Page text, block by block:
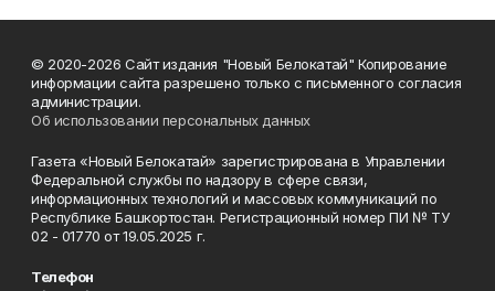
© 2020-2026 Сайт издания "Новый Белокатай" Копирование
информации сайта разрешено только с письменного согласия
администрации.
Об использовании персональных данных
Газета «Новый Белокатай» зарегистрирована в Управлении
Федеральной службы по надзору в сфере связи,
информационных технологий и массовых коммуникаций по
Республике Башкортостан. Регистрационный номер ПИ № ТУ
02 - 01770 от 19.05.2025 г.
Телефон